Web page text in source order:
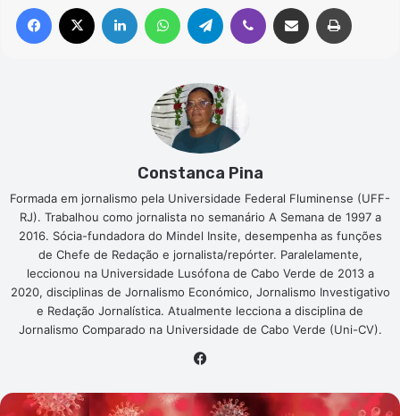
Facebook Linkedin WhatsAppTelegram Viber Compartilhar via e-mail
Constanca Pina
Formada em jornalismo pela Universidade Federal Fluminense (UFF-
RJ). Trabalhou como jornalista no semanário A Semana de 1997 a
2016. Sócia-fundadora do Mindel Insite, desempenha as funções
de Chefe de Redação e jornalista/repórter. Paralelamente,
leccionou na Universidade Lusófona de Cabo Verde de 2013 a
2020, disciplinas de Jornalismo Económico, Jornalismo Investigativo
e Redação Jornalística. Atualmente lecciona a disciplina de
Jornalismo Comparado na Universidade de Cabo Verde (Uni-CV).